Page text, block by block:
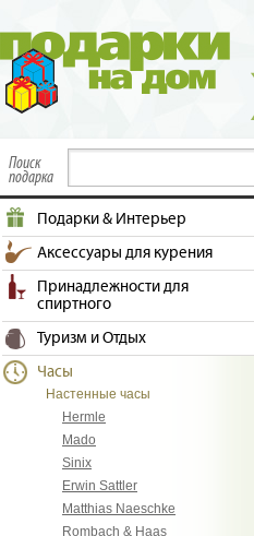
Поиск
подарка
Подарки & Интерьер
Аксессуары для курения
Принадлежности для
спиртного
Туризм и Отдых
Часы
Настенные часы
Hermle
Mado
Sinix
Erwin Sattler
Matthias Naeschke
Rombach & Haas